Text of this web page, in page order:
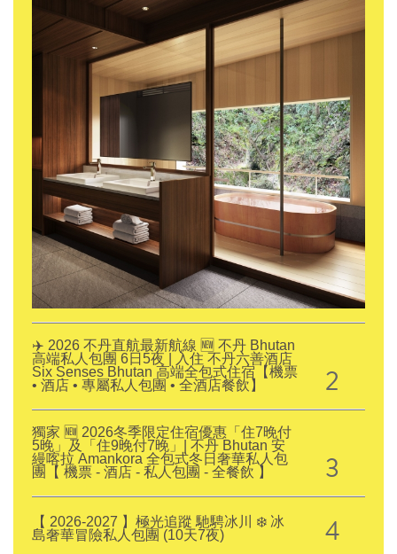
✈️ 2026 不丹直航最新航線 🆕 不丹 Bhutan
高端私人包團 6日5夜 | 入住 不丹六善酒店
Six Senses Bhutan 高端全包式住宿【機票
• 酒店 • 專屬私人包團 • 全酒店餐飲】
2
獨家 🆕 2026冬季限定住宿優惠「住7晚付
5晚」及「住9晚付7晚」| 不丹 Bhutan 安
縵喀拉 Amankora 全包式冬日奢華私人包
團【 機票 - 酒店 - 私人包團 - 全餐飲 】
3
【 2026-2027 】極光追蹤 馳騁冰川 ❄️ 冰
島奢華冒險私人包團 (10天7夜)
4